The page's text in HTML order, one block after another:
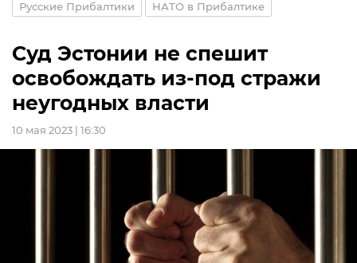
Русские Прибалтики НАТО в Прибалтике
Суд Эстонии не спешит
освобождать из-под стражи
неугодных власти
10 мая 2023 | 16:30